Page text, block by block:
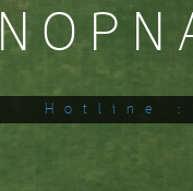
Hotline :
Hotline :
Hotline :
Hotline :
Hotline :
Hotline :
Hotline :